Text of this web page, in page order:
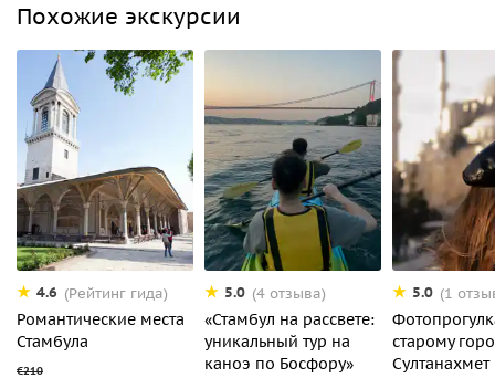
Похожие экскурсии
4.6 (Рейтинг гида)
Романтические места
Стамбула
5.0 (4 отзыва)
«Стамбул на рассвете:
уникальный тур на
каноэ по Босфору»
5.0 (1
старому
Султанахмет